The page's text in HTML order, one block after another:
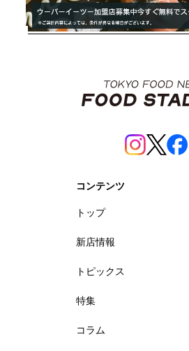
コンテンツ
トップ
新店情報
トピックス
特集
コラム